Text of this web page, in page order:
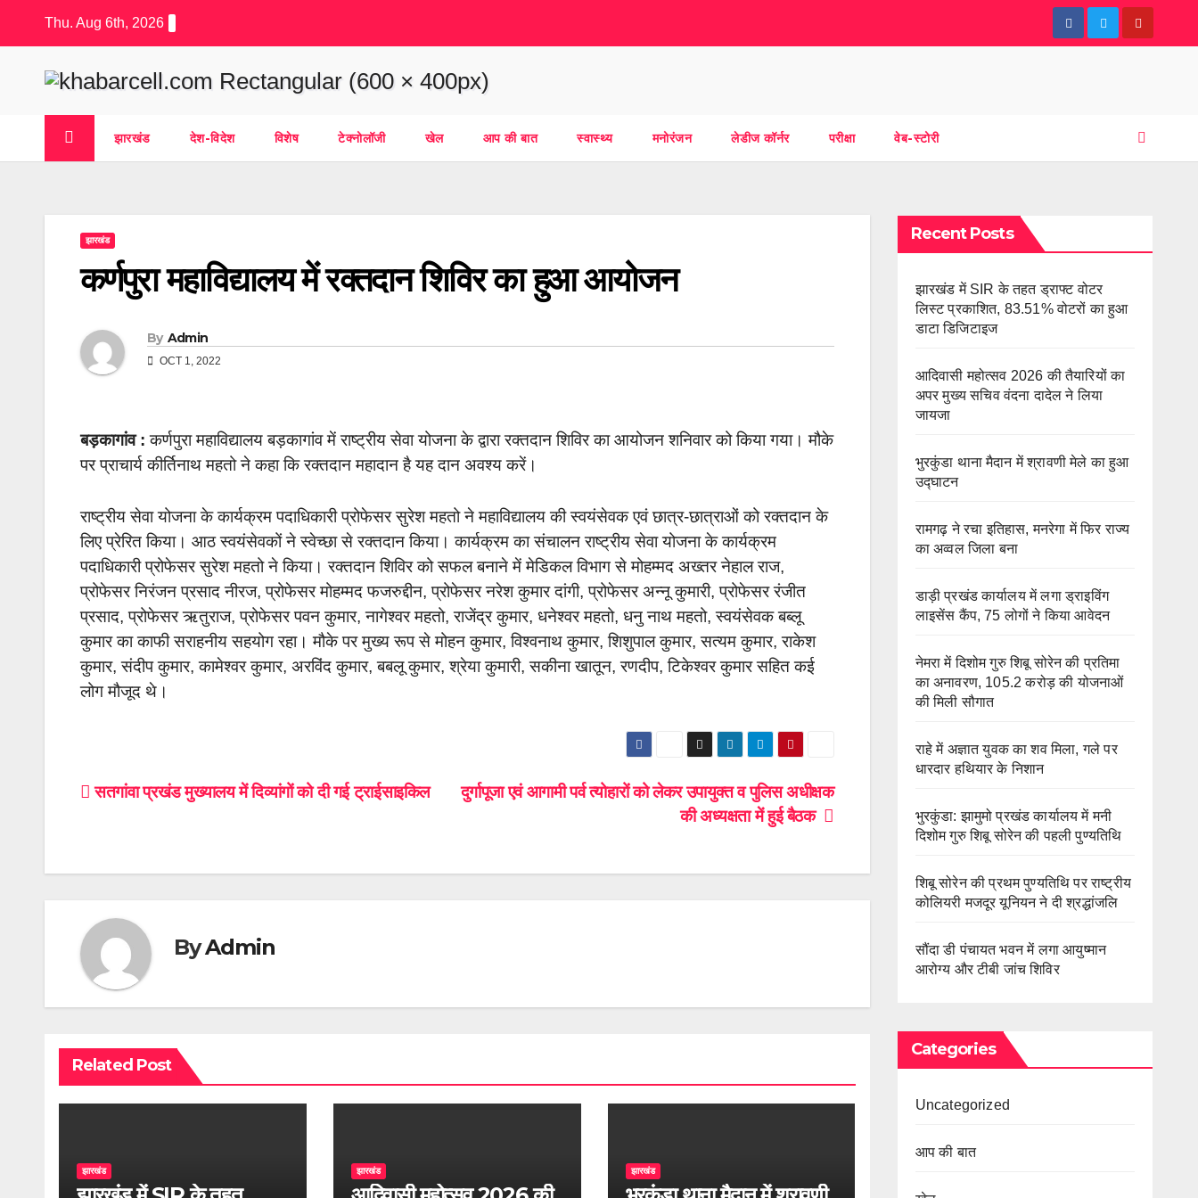
Thu. Aug 6th, 2026
झारखंड देश-विदेश विशेष टेक्नोलॉजी खेल आप की बात स्वास्थ्य मनोरंजन लेडीज कॉर्नर परीक्षा वेब-स्टोरी
झारखंड
कर्णपुरा महाविद्यालय में रक्तदान शिविर का हुआ आयोजन
By Admin
OCT 1, 2022
बड़कागांव : कर्णपुरा महाविद्यालय बड़कागांव में राष्ट्रीय सेवा योजना के द्वारा रक्तदान शिविर का आयोजन शनिवार को किया गया। मौके
पर प्राचार्य कीर्तिनाथ महतो ने कहा कि रक्तदान महादान है यह दान अवश्य करें।
राष्ट्रीय सेवा योजना के कार्यक्रम पदाधिकारी प्रोफेसर सुरेश महतो ने महाविद्यालय की स्वयंसेवक एवं छात्र-छात्राओं को रक्तदान के
लिए प्रेरित किया। आठ स्वयंसेवकों ने स्वेच्छा से रक्तदान किया। कार्यक्रम का संचालन राष्ट्रीय सेवा योजना के कार्यक्रम
पदाधिकारी प्रोफेसर सुरेश महतो ने किया। रक्तदान शिविर को सफल बनाने में मेडिकल विभाग से मोहम्मद अख्तर नेहाल राज,
प्रोफेसर निरंजन प्रसाद नीरज, प्रोफेसर मोहम्मद फजरुद्दीन, प्रोफेसर नरेश कुमार दांगी, प्रोफेसर अन्नू कुमारी, प्रोफेसर रंजीत
प्रसाद, प्रोफेसर ऋतुराज, प्रोफेसर पवन कुमार, नागेश्वर महतो, राजेंद्र कुमार, धनेश्वर महतो, धनु नाथ महतो, स्वयंसेवक बब्लू
कुमार का काफी सराहनीय सहयोग रहा। मौके पर मुख्य रूप से मोहन कुमार, विश्वनाथ कुमार, शिशुपाल कुमार, सत्यम कुमार, राकेश
कुमार, संदीप कुमार, कामेश्वर कुमार, अरविंद कुमार, बबलू कुमार, श्रेया कुमारी, सकीना खातून, रणदीप, टिकेश्वर कुमार सहित कई
लोग मौजूद थे।
Post
दुर्गापूजा एवं आगामी पर्व त्योहारों को लेकर उपायुक्त व पुलिस अधीक्षक
की अध्यक्षता में हुई बैठक
सतगांवा प्रखंड मुख्यालय में दिव्यांगों को दी गई ट्राईसाइकिल
ByAdmin
Related Post
झारखंड झारखंड झारखंड
Recent Posts
झारखंड में SIR के तहत ड्राफ्ट वोटर
लिस्ट प्रकाशित, 83.51% वोटरों का हुआ
डाटा डिजिटाइज
आदिवासी महोत्सव 2026 की तैयारियों का
अपर मुख्य सचिव वंदना दादेल ने लिया
जायजा
भुरकुंडा थाना मैदान में श्रावणी मेले का हुआ
उद्घाटन
रामगढ़ ने रचा इतिहास, मनरेगा में फिर राज्य
का अव्वल जिला बना
डाड़ी प्रखंड कार्यालय में लगा ड्राइविंग
लाइसेंस कैंप, 75 लोगों ने किया आवेदन
नेमरा में दिशोम गुरु शिबू सोरेन की प्रतिमा
का अनावरण, 105.2 करोड़ की योजनाओं
की मिली सौगात
राहे में अज्ञात युवक का शव मिला, गले पर
धारदार हथियार के निशान
भुरकुंडा: झामुमो प्रखंड कार्यालय में मनी
दिशोम गुरु शिबू सोरेन की पहली पुण्यतिथि
शिबू सोरेन की प्रथम पुण्यतिथि पर राष्ट्रीय
कोलियरी मजदूर यूनियन ने दी श्रद्धांजलि
सौंदा डी पंचायत भवन में लगा आयुष्मान
आरोग्य और टीबी जांच शिविर
Categories
Uncategorized
आप की बात